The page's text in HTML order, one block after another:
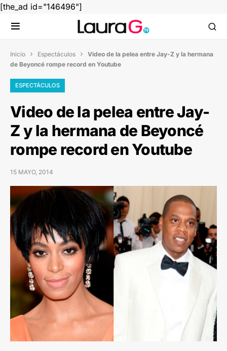
[the_ad id="146496"]
Inicio  Espectáculos  Video de la pelea entre Jay-Z y la hermana
de Beyoncé rompe record en Youtube
ESPECTÁCULOS
Video de la pelea entre Jay-
Z y la hermana de Beyoncé
rompe record en Youtube
15 MAYO, 2014